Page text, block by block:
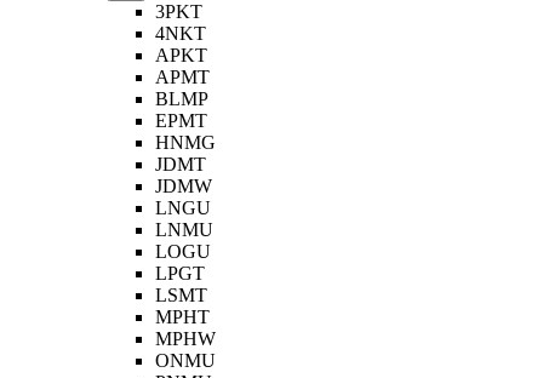
3PKT
4NKT
APKT
APMT
BLMP
EPMT
HNMG
JDMT
JDMW
LNGU
LNMU
LOGU
LPGT
LSMT
MPHT
MPHW
ONMU